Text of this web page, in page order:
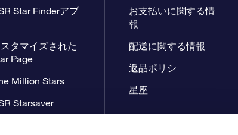
Star Finderアプ
タマイズされた
Page
Million Stars
Starsaver
お支払いに関する情
報
配送に関する情報
返品ポリシ
星座